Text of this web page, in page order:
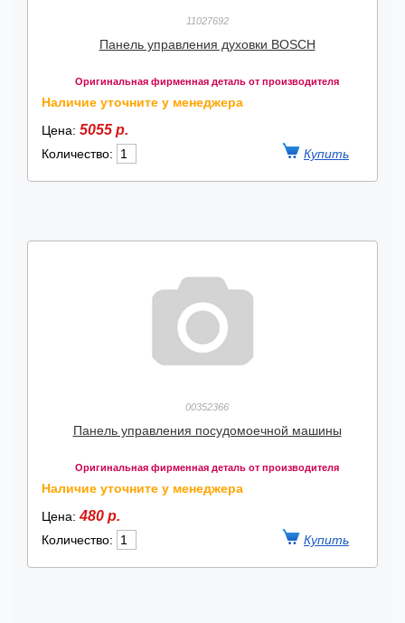
11027692
Панель управления духовки BOSCH
Оригинальная фирменная деталь от производителя
Наличие уточните у менеджера
Цена: 5055 р.
Количество:
00352366
Панель управления посудомоечной машины
Оригинальная фирменная деталь от производителя
Наличие уточните у менеджера
Цена:480 р.
Количество: